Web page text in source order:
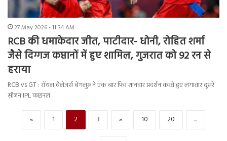
27 May 2026 - 11:34 AM
RCB की धमाकेदार जीत, पाटीदार- धोनी, रोहित शर्मा
जैसे दिग्गज कप्तानों में हुए शामिल, गुजरात को 92 रन से
हराया
RCB vs GT : रॉयल चैलेंजर्स बेंगलुरु ने एक बार फिर शानदार प्रदर्शन करते हुए लगातार दूसरे
सीजन IPL फाइनल…
« 1 2 3 » 10 20 ...